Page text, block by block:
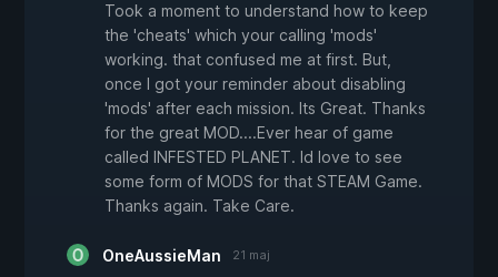
Took a moment to understand how to keep
the 'cheats' which your calling 'mods'
working. that confused me at first. But,
once I got your reminder about disabling
'mods' after each mission. Its Great. Thanks
for the great MOD....Ever hear of game
called INFESTED PLANET. Id love to see
some form of MODS for that STEAM Game.
Thanks again. Take Care.
OneAussieMan 21 maj